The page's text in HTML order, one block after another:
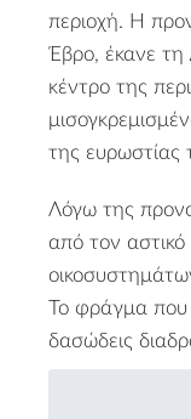
περιοχή. Η
Έβρο, έκανε τη
κέντρο της
της ευρωστίας
Λόγω της
από τον αστικό
Το φράγμα που
δασώδεις